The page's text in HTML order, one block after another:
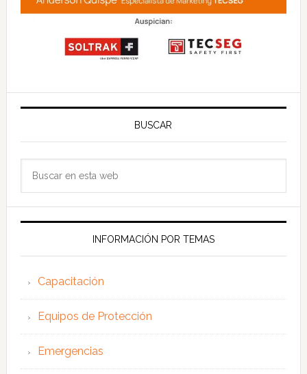
BUSCAR
web
INFORMACIÓN POR TEMAS
Capacitación
Equipos de Protección
Emergencias